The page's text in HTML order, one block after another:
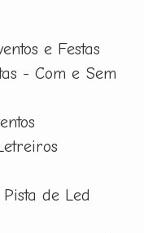
e Festas
- Com e Sem
de Led